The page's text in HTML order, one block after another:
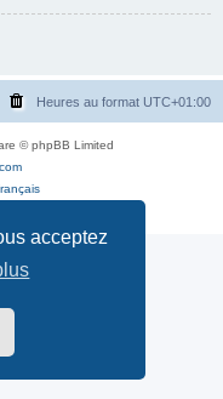
acceptez
Heures au format UTC+01:00
© phpBB Limited